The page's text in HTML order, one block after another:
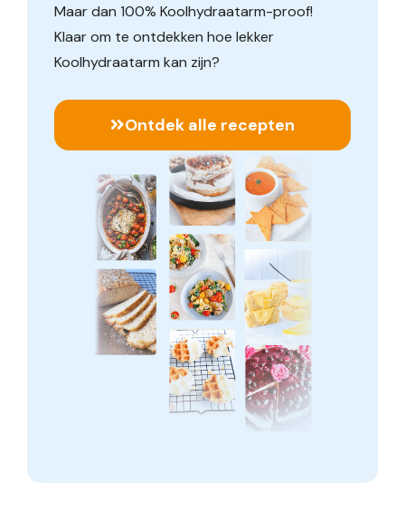
Maar dan 100% Koolhydraatarm-proof!
Klaar om te ontdekken hoe lekker
Koolhydraatarm kan zijn?
Ontdek alle recepten